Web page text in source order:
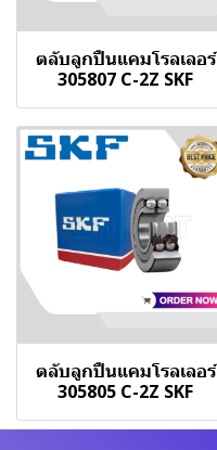
ตลับลูกปืนแคมโรลเลอร์
305807 C-2Z SKF
ตลับลูกปืนแคมโรลเลอร์
305805 C-2Z SKF